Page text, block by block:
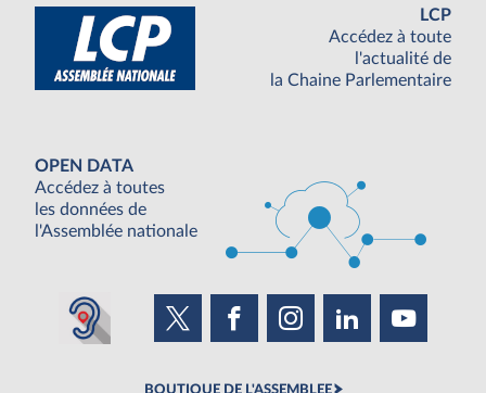
LCP
Accédez à toute
l'actualité de
la Chaine Parlementaire
OPEN DATA
Accédez à toutes
les données de
l'Assemblée nationale
BOUTIQUE DE L'ASSEMBLEE